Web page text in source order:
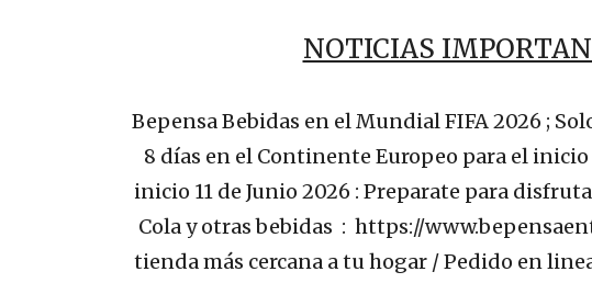
NOTICIAS
Bepensa Bebidas en el Mundial FIFA 2026 ;
8 días en el Continente Europeo para el
inicio 11 de Junio 2026 : Preparate para
Cola y otras bebidas : https://
tienda más cercana a tu hogar / Pedido en